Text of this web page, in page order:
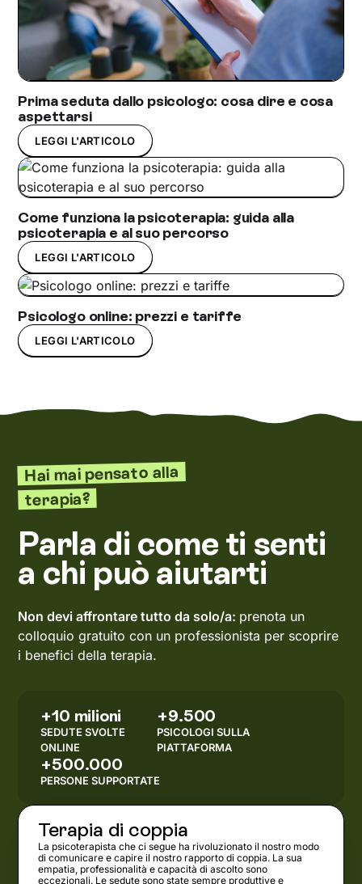
Prima seduta dallo psicologo: cosa dire e cosa
aspettarsi
LEGGI L'ARTICOLO
Come funziona la psicoterapia: guida alla
psicoterapia e al suo percorso
LEGGI L'ARTICOLO
Psicologo online: prezzi e tariffe
LEGGI L'ARTICOLO
Hai mai pensato alla
terapia?
Parla di come ti senti
a chi può aiutarti
Non devi affrontare tutto da solo/a: prenota un
colloquio gratuito con un professionista per scoprire
i benefici della terapia.
+10 milioni
SEDUTE SVOLTE
ONLINE
+9.500
PSICOLOGI SULLA
PIATTAFORMA
+500.000
PERSONE SUPPORTATE
Terapia di coppia
La psicoterapista che ci segue ha rivoluzionato il nostro modo
di comunicare e capire il nostro rapporto di coppia. La sua
empatia, professionalità e capacità di ascolto sono
eccezionali. Le sedute sono state sempre produttive e